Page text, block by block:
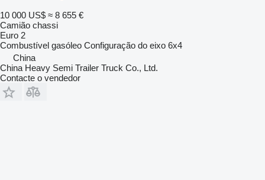
10 000 US$ ≈ 8 655 €
Camião chassi
Euro 2
Combustível gasóleo Configuração do eixo 6x4
China
China Heavy Semi Trailer Truck Co., Ltd.
Contacte o vendedor